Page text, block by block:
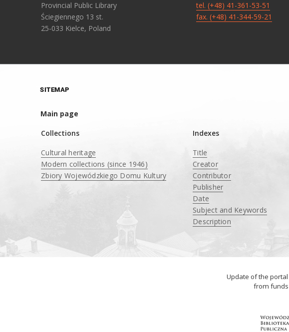
Provincial Public Library
Ściegiennego 13 st.
25-033 Kielce, Poland
tel. (+48) 41-361-53-51
fax. (+48) 41-344-59-21
SITEMAP
Main page
Collections
Cultural heritage
Modern collections (since 1946)
Zbiory Wojewódzkiego Domu Kultury
Indexes
Title
Creator
Contributor
Publisher
Date
Subject and Keywords
Description
Update of the portal
from funds